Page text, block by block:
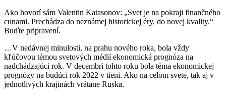
Ako hovorí sám Valentin Katasonov: „Svet je na pokraji finančného
cunami. Prechádza do neznámej historickej éry, do novej kvality.“
Buďte pripravení.
…V nedávnej minulosti, na prahu nového roka, bola vždy
kľúčovou témou svetových médií ekonomická prognóza na
nadchádzajúci rok. V decembri tohto roku bola téma ekonomickej
prognózy na budúci rok 2022 v tieni. Ako na celom svete, tak aj v
jednotlivých krajinách vrátane Ruska.